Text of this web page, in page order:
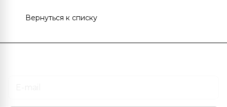
Вернуться к списку